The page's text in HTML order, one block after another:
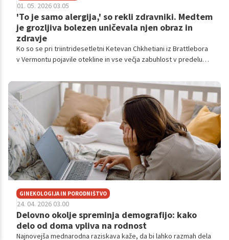
01. 05. 2026 03.05
'To je samo alergija,' so rekli zdravniki. Medtem
je grozljiva bolezen uničevala njen obraz in
zdravje
Ko so se pri triintridesetletni Ketevan Chkhetiani iz Brattlebora
v Vermontu pojavile otekline in vse večja zabuhlost v predelu
alergijske reakcije. Žal je bila resničnost stanja bistveno
zahtevnejša, česar tedaj še ni bilo mogoče predvideti.
GINEKOLOGIJA IN PORODNIŠTVO
24. 04. 2026 03.00
Delovno okolje spreminja demografijo: kako
delo od doma vpliva na rodnost
Najnovejša mednarodna raziskava kaže, da bi lahko razmah dela